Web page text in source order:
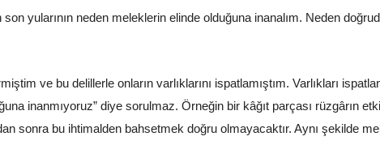
yularının neden meleklerin elinde olduğuna inanalım. Neden
ve bu delillerle onların varlıklarını ispatlamıştım. Varlıkları
inanmıyoruz” diye sorulmaz. Örneğin bir kâğıt parçası rüzgârın
sonra bu ihtimalden bahsetmek doğru olmayacaktır. Aynı şekilde